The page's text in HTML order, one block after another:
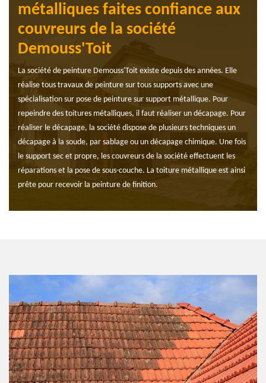
métalliques faites confiance aux
couvreurs de la société
Demouss'Toit
La société de peinture Demouss'Toit existe depuis des années. Elle
réalise tous travaux de peinture sur tous supports avec une
spécialisation sur pose de peinture sur support métallique. Pour
repeindre des toitures métalliques, il faut réaliser un décapage. Pour
réaliser le décapage, la société dispose de plusieurs techniques un
décapage à la soude, par sablage ou un décapage chimique. Une fois
le support sec et propre, les couvreurs de la société effectuent les
réparations et la pose de sous-couche. La toiture métallique est ainsi
prête pour recevoir la peinture de finition.